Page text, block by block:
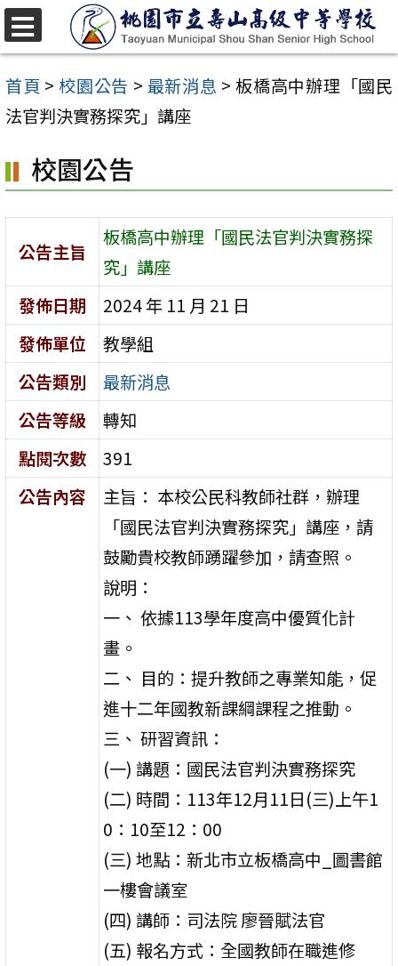
跳
至
主
要
容
區
首頁 > 校園公告 > 最新消息 > 板橋高中辦理「國民
法官判決實務探究」講座
校園公告
公告主旨
板橋高中辦理「國民法官判決實務探
究」講座
發佈日期
2024 年 11 月 21 日
發佈單位
教學組
公告類別
最新消息
公告等級
轉知
點閱次數
391
公告內容
主旨： 本校公民科教師社群，辦理
「國民法官判決實務探究」講座，請
鼓勵貴校教師踴躍參加，請查照。
說明：
一、 依據113學年度高中優質化計
畫。
二、 目的：提升教師之專業知能，促
進十二年國教新課綱課程之推動。
三、 研習資訊：
(一) 講題：國民法官判決實務探究
(二) 時間：113年12月11日(三)上午1
0：10至12：00
(三) 地點：新北市立板橋高中_圖書館
一樓會議室
(四) 講師：司法院 廖晉賦法官
(五) 報名方式：全國教師在職進修
選
單